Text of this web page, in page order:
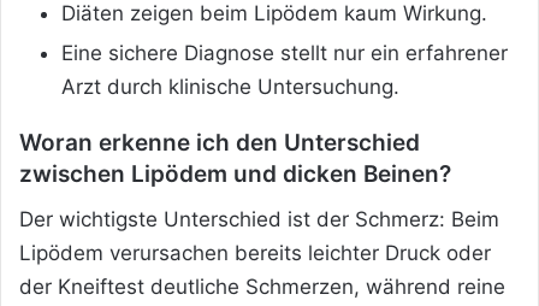
Diäten zeigen beim Lipödem kaum Wirkung.
Eine sichere Diagnose stellt nur ein erfahrener
Arzt durch klinische Untersuchung.
Woran erkenne ich den Unterschied
zwischen Lipödem und dicken Beinen?
Der wichtigste Unterschied ist der Schmerz: Beim
Lipödem verursachen bereits leichter Druck oder
der Kneiftest deutliche Schmerzen, während reine